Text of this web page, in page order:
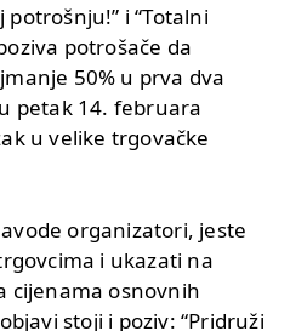
potrošnju!” i “Totalni
potrošače da
50% u prva dva
petak 14. februara
u velike trgovačke
organizatori, jeste
i ukazati na
cijenama osnovnih
stoji i poziv: “Pridruži